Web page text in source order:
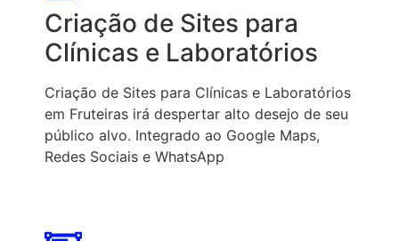
Criação de Sites para
Clínicas e Laboratórios
Criação de Sites para Clínicas e Laboratórios
em Fruteiras irá despertar alto desejo de seu
público alvo. Integrado ao Google Maps,
Redes Sociais e WhatsApp